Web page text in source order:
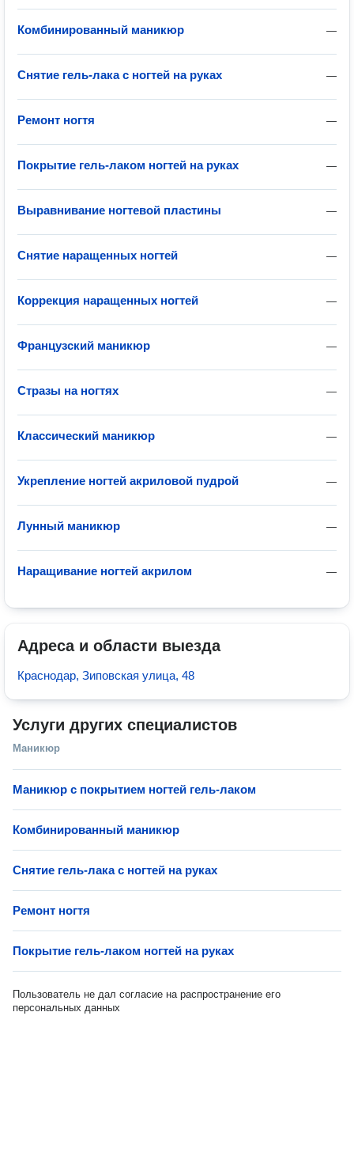
—
Комбинированный маникюр
—
Снятие гель-лака с ногтей на руках
—
Ремонт ногтя
—
Покрытие гель-лаком ногтей на руках
—
Выравнивание ногтевой пластины
—
Снятие наращенных ногтей
—
Коррекция наращенных ногтей
—
Французский маникюр
—
Стразы на ногтях
—
Классический маникюр
—
Укрепление ногтей акриловой пудрой
—
Лунный маникюр
—
Наращивание ногтей акрилом
Адреса и области выезда
Краснодар, Зиповская улица, 48
Услуги других специалистов
Маникюр
Маникюр с покрытием ногтей гель-лаком
Комбинированный маникюр
Снятие гель-лака с ногтей на руках
Ремонт ногтя
Покрытие гель-лаком ногтей на руках
Пользователь не дал согласие на распространение его
персональных данных